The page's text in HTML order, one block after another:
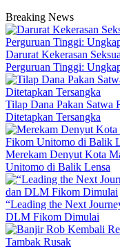
Breaking News
Darurat Kekerasan
Perguruan Tinggi:
Tilap Dana Pakan
Ditetapkan Tersangka
Merekam Denyut Kota
Unitomo di Balik Lensa
“Leading the Next
DLM Fikom Dimulai